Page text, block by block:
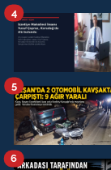
4
5
6